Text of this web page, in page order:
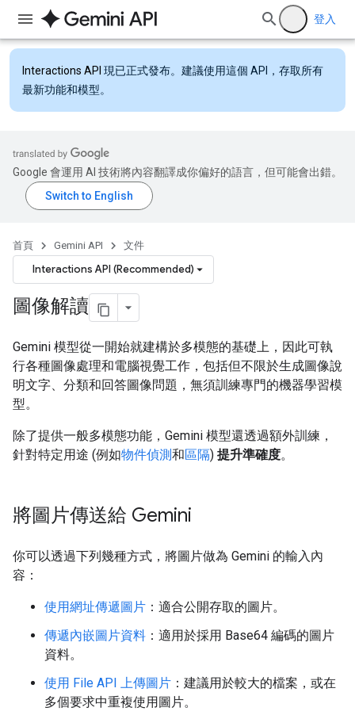
登入
Interactions API 現已正式發布。建議使用這個 API，存取所有
最新功能和模型。
Google 會運用 AI 技術將內容翻譯成你偏好的語言，但可能會出錯。
首頁 Gemini API 文件
Interactions API (Recommended)
圖像解讀
Gemini 模型從一開始就建構於多模態的基礎上，因此可執
行各種圖像處理和電腦視覺工作，包括但不限於生成圖像說
明文字、分類和回答圖像問題，無須訓練專門的機器學習模
型。
除了提供一般多模態功能，Gemini 模型還透過額外訓練，
針對特定用途 (例如物件偵測和區隔) 提升準確度。
將圖片傳送給 Gemini
你可以透過下列幾種方式，將圖片做為 Gemini 的輸入內
容：
使用網址傳遞圖片 ：適合公開存取的圖片。
傳遞內嵌圖片資料 ：適用於採用 Base64 編碼的圖片
資料。
使用 File API 上傳圖片 ：建議用於較大的檔案，或在
多個要求中重複使用圖片。